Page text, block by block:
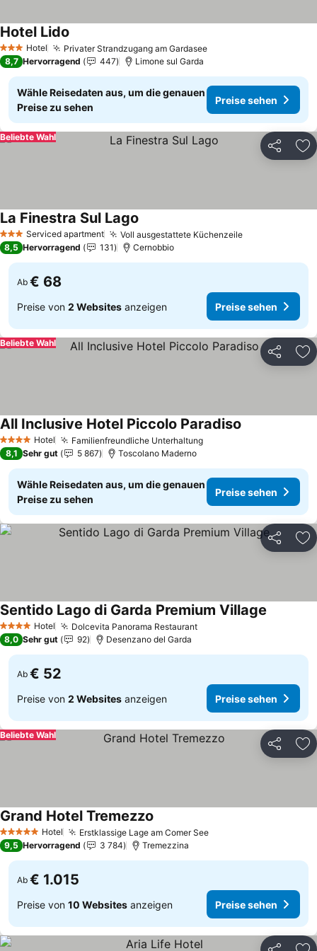
3 SterneHotel Privater Strandzugang am Gardasee
Hotel Lido
8,7 Hervorragend 447 Limone sul Garda
Wähle Reisedaten aus, um die genauen
Preise zu sehen
Preise sehen
Teilen
Beliebte Wahl
3 SterneServiced apartment Voll ausgestattete Küchenzeile
La Finestra Sul Lago
8,5 Hervorragend 131 Cernobbio
Ab € 68
Preise von 2 Websites anzeigen Preise sehen
Teilen
Beliebte Wahl
4 Sterne Hotel Familienfreundliche Unterhaltung
All Inclusive Hotel Piccolo Paradiso
8,1 Sehr gut 5 867 Toscolano Maderno
Wähle Reisedaten aus, um die genauen
Preise zu sehen
Preise sehen
Teilen
4 Sterne Hotel Dolcevita Panorama Restaurant
Sentido Lago di Garda Premium Village
8,0 Sehr gut 92 Desenzano del Garda
Ab € 52
Preise von 2 Websites anzeigen Preise sehen
Teilen
Beliebte Wahl
5 Sterne Hotel Erstklassige Lage am Comer See
Grand Hotel Tremezzo
9,5 Hervorragend 3 784 Tremezzina
Ab € 1.015
Preise von 10 Websites anzeigen Preise sehen